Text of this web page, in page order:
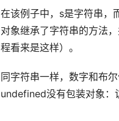
在该例子中，s是字符串，
对象继承了字符串的方法
程看来是这样）。
同字符串一样，数字和布
undefined没有包装对象：